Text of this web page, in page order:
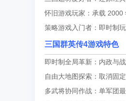
怀旧游戏玩家：承载 2000
策略游戏入门者：即时制
三国群英传4游戏特色
即时制全局革新：内政与
自由大地图探索：取消固
多武将协同作战：单军团